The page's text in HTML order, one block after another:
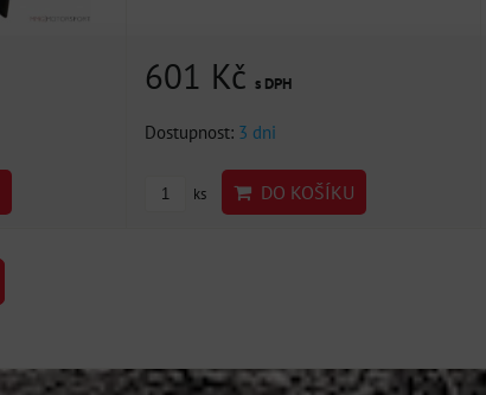
601 Kč s DPH
Dostupnost: 3 dni
ks DO KOŠÍKU